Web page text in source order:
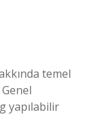
temel
yapılabilir